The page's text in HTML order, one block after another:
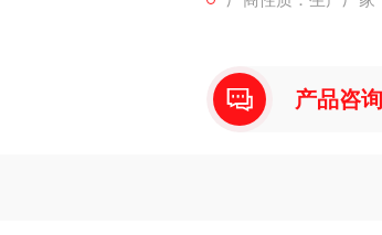
背板由碳纤维复合材
产品咨询